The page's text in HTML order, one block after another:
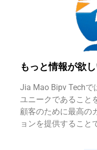
もっと情報が欲し
Jia Mao Bipv Techで
ユニークであること
顧客のために最高の
ョンを提供すること